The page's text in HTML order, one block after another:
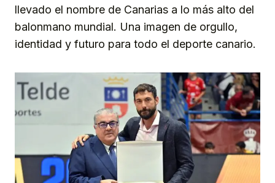
llevado el nombre de Canarias a lo más alto del
balonmano mundial. Una imagen de orgullo,
identidad y futuro para todo el deporte canario.